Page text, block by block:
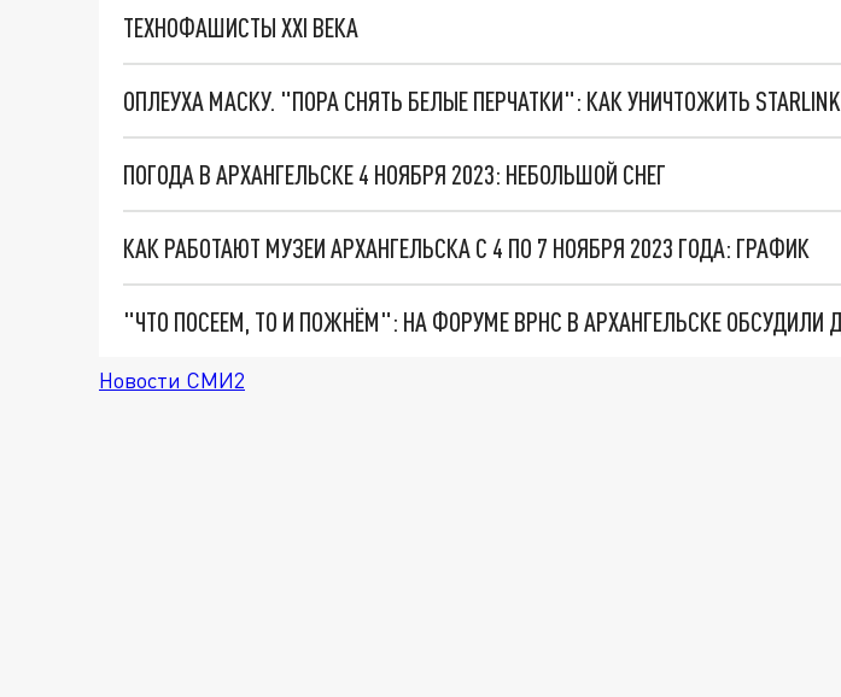
ТЕХНОФАШИСТЫ XXI ВЕКА
ОПЛЕУХА МАСКУ. "ПОРА СНЯТЬ БЕЛЫЕ ПЕРЧАТКИ": КАК УНИЧТОЖИТЬ STARLINK
ПОГОДА В АРХАНГЕЛЬСКЕ 4 НОЯБРЯ 2023: НЕБОЛЬШОЙ СНЕГ
КАК РАБОТАЮТ МУЗЕИ АРХАНГЕЛЬСКА С 4 ПО 7 НОЯБРЯ 2023 ГОДА: ГРАФИК
Новости СМИ2